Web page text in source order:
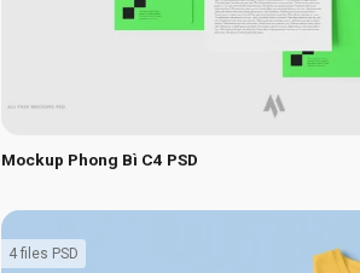
Mockup Phong Bì C4 PSD
4 files PSD